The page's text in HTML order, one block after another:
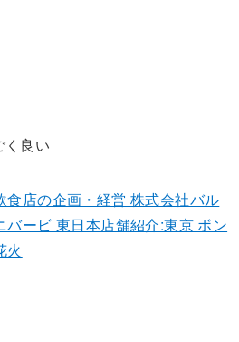
く良い
食店の企画・経営 株式会社バル
バービ 東日本店舗紹介:東京 ボン
火